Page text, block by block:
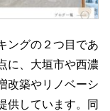
ングの２つ目であ
に、大垣市や西濃
改築やリノベーシ
供しています。同